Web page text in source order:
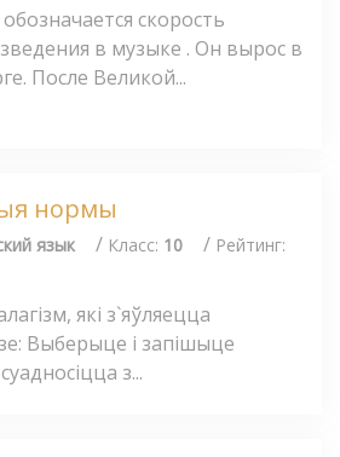
скорость
в музыке . Он вырос в
После Великой...
нормы
язык / Класс: 10 / Рейтинг:
які з`яўляецца
Выберыце і запішыце
з...